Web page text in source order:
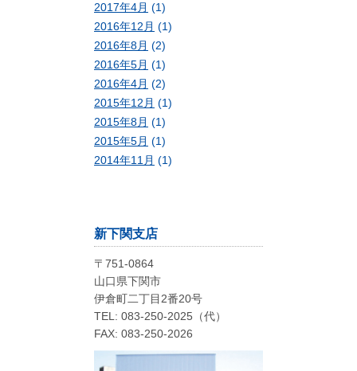
2017年4月 (1)
2016年12月 (1)
2016年8月 (2)
2016年5月 (1)
2016年4月 (2)
2015年12月 (1)
2015年8月 (1)
2015年5月 (1)
2014年11月 (1)
新下関支店
〒751-0864
山口県下関市
伊倉町二丁目2番20号
TEL: 083-250-2025（代）
FAX: 083-250-2026